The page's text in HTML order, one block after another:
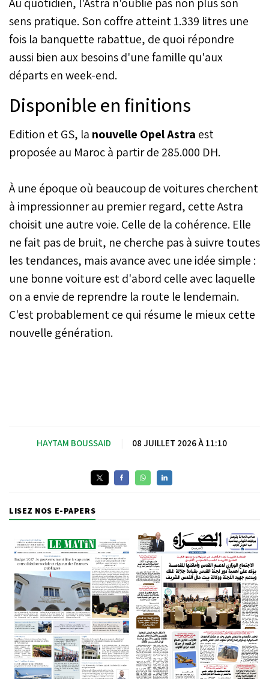
sens pratique. Son coffre atteint 1.339 litres une
fois la banquette rabattue, de quoi répondre
aussi bien aux besoins d'une famille qu'aux
départs en week-end.
Disponible en finitions
Edition et GS, la nouvelle Opel Astra est
proposée au Maroc à partir de 285.000 DH.
À une époque où beaucoup de voitures cherchent
à impressionner au premier regard, cette Astra
choisit une autre voie. Celle de la cohérence. Elle
ne fait pas de bruit, ne cherche pas à suivre toutes
les tendances, mais avance avec une idée simple :
une bonne voiture est d'abord celle avec laquelle
on a envie de reprendre la route le lendemain.
C'est probablement ce qui résume le mieux cette
nouvelle génération.
HAYTAM BOUSSAID 08 JUILLET 2026 À 11:10
LISEZ NOS E-PAPERS